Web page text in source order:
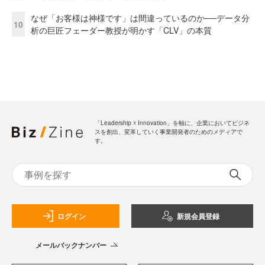
10
なぜ「お客様は神様です」は間違っているのか──データ分
析の巨匠フェーダー教授が明かす「CLV」の本質
スを創出、変革していく事業開発者のためのメディアで
す。
ログイン 新規会員登録
メールバックナンバー